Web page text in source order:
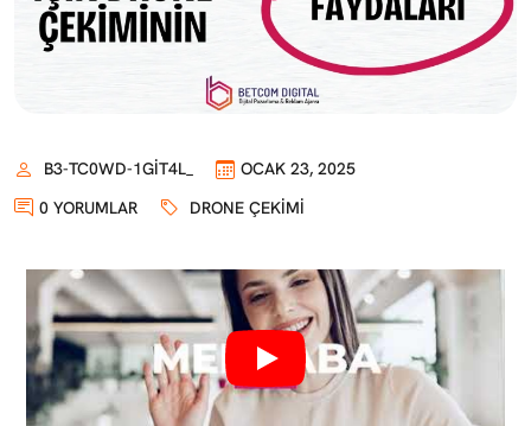
B3-TC0WD-1GIT4L_
OCAK 23, 2025
0 YORUMLAR
DRONE ÇEKIMI